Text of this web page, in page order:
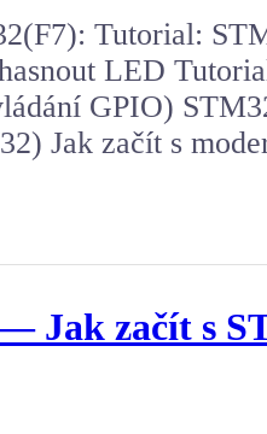
Tutorial:
LED
GPIO)
Jak začít s
Jak začít s